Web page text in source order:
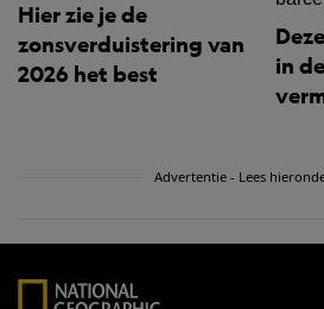
Hier zie je de
zonsverduistering van
2026 het best
in
Advertentie - Lees